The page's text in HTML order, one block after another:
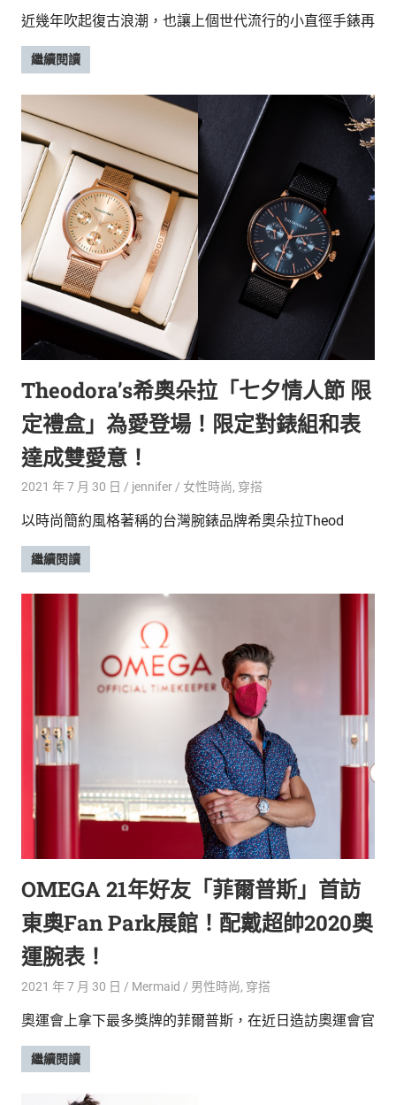
近幾年吹起復古浪潮，也讓上個世代流行的小直徑手錶再
繼續閱讀
Theodora’s希奧朵拉「七夕情人節 限
定禮盒」為愛登場！限定對錶組和表
達成雙愛意！
2021 年 7 月 30 日 jennifer 女性時尚, 穿搭
以時尚簡約風格著稱的台灣腕錶品牌希奧朵拉Theod
繼續閱讀
OMEGA 21年好友「菲爾普斯」首訪
東奧Fan Park展館！配戴超帥2020奧
運腕表！
2021 年 7 月 30 日 Mermaid 男性時尚, 穿搭
奧運會上拿下最多獎牌的菲爾普斯，在近日造訪奧運會官
繼續閱讀